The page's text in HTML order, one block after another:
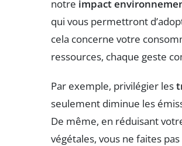
notre impact
qui vous permettront
cela concerne votre
ressources, chaque geste
Par exemple, privilégier les
seulement diminue les
De même, en réduisant
végétales, vous ne faites